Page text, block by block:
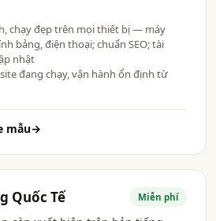
chạy đẹp trên mọi thiết bị — máy
bảng, điện thoại; chuẩn SEO; tài
nhật
đang chạy, vận hành ổn định từ
mẫu→
Quốc Tế Miễn phí